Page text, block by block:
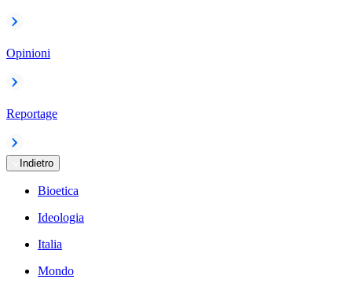
Opinioni
Reportage
Indietro
Bioetica
Ideologia
Italia
Mondo